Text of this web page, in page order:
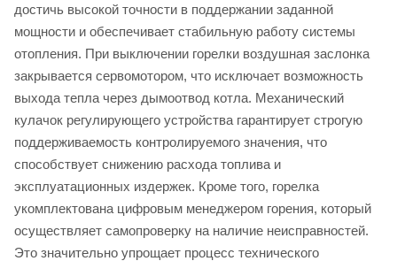
достичь высокой точности в поддержании заданной
мощности и обеспечивает стабильную работу системы
отопления. При выключении горелки воздушная заслонка
закрывается сервомотором, что исключает возможность
выхода тепла через дымоотвод котла. Механический
кулачок регулирующего устройства гарантирует строгую
поддерживаемость контролируемого значения, что
способствует снижению расхода топлива и
эксплуатационных издержек. Кроме того, горелка
укомплектована цифровым менеджером горения, который
осуществляет самопроверку на наличие неисправностей.
Это значительно упрощает процесс технического